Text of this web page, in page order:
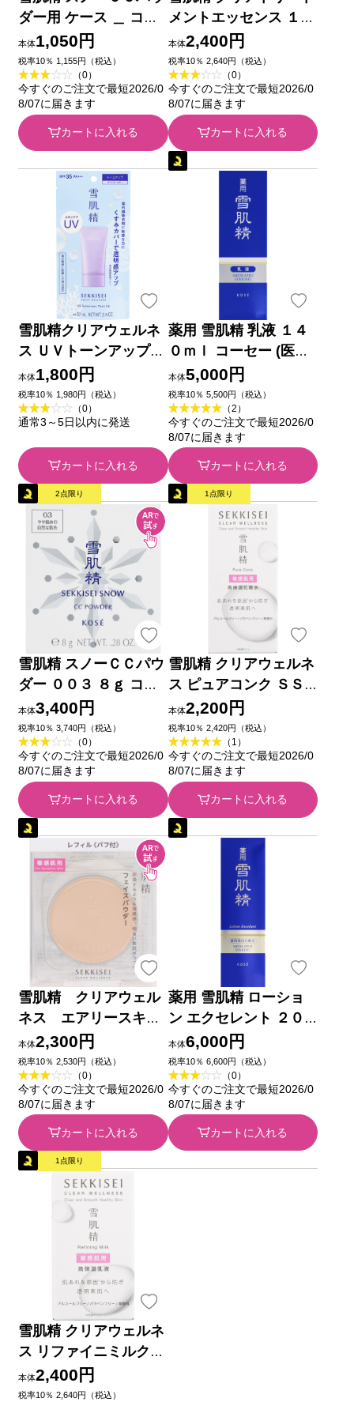
ダー用 ケース ＿ コー
セー
本体1,050円
税率10％ 1,155円（税込）
（0）
今すぐのご注文で最短2026/0
8/07に届きます
カートに入れる
メントエッセンス １４
０ｍｌ コーセー
本体2,400円
税率10％ 2,640円（税込）
（0）
今すぐのご注文で最短2026/0
8/07に届きます
カートに入れる
雪肌精クリアウェルネ
ス ＵＶトーンアップ
７０ｇ コーセー
本体1,800円
税率10％ 1,980円（税込）
（0）
通常3～5日以内に発送
カートに入れる
薬用 雪肌精 乳液 １４
０ｍｌ コーセー (医薬
部外品)
本体5,000円
税率10％ 5,500円（税込）
（2）
今すぐのご注文で最短2026/0
8/07に届きます
カートに入れる
2点限り
雪肌精 スノーＣＣパウ
ダー ００３ ８ｇ コー
セー
本体3,400円
税率10％ 3,740円（税込）
（0）
今すぐのご注文で最短2026/0
8/07に届きます
カートに入れる
1点限り
雪肌精 クリアウェルネ
ス ピュアコンク ＳＳ
Ｍ １２５ｍＬ コーセ
ー
本体2,200円
税率10％ 2,420円（税込）
（1）
今すぐのご注文で最短2026/0
8/07に届きます
カートに入れる
雪肌精 クリアウェル
ネス エアリースキン
ヴェール フェイスパ
ウダー （レフィル）
１０ｇ コーセー
本体2,300円
税率10％ 2,530円（税込）
（0）
今すぐのご注文で最短2026/0
8/07に届きます
カートに入れる
薬用 雪肌精 ローショ
ン エクセレント ２０
０ｍｌ コーセー (医薬
部外品)
本体6,000円
税率10％ 6,600円（税込）
（0）
今すぐのご注文で最短2026/0
8/07に届きます
カートに入れる
1点限り
雪肌精 クリアウェルネ
ス リファイニミルク
ＳＳＭ ９０ｍＬ コー
セー
本体2,400円
税率10％ 2,640円（税込）